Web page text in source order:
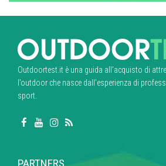
Outdoortest.it è una guida all’acquisto di
l’outdoor che nasce dall’esperienza di
sport.
PARTNERS